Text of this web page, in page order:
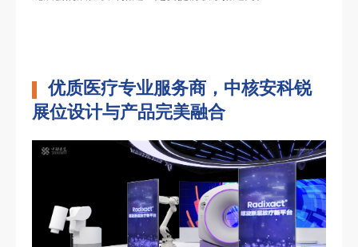
优质医疗专业服务商，中核安科锐
展位设计与产品完美融合